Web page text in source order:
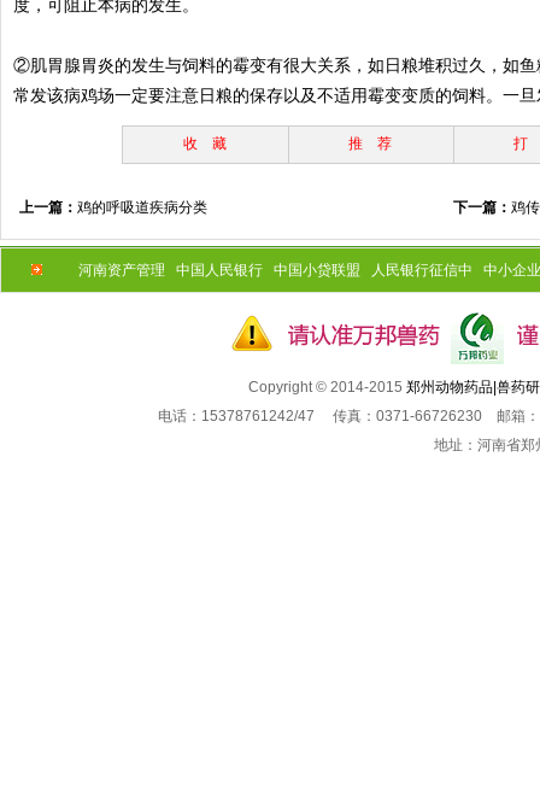
度，可阻止本病的发生。
②肌胃腺胃炎的发生与饲料的霉变有很大关系，如日粮堆积过久，如
常发该病鸡场一定要注意日粮的保存以及不适用霉变变质的饲料。一
收 藏 推 荐 打
上一篇： 鸡的呼吸道疾病分类 下一篇： 鸡
河南资产管理 中国人民银行 中国小贷联盟 人民银行征信中 中小企
Copyright © 2014-2015 郑州动物药品|兽药
电话：15378761242/47 传真：0371-66726230 邮箱：
地址：河南省